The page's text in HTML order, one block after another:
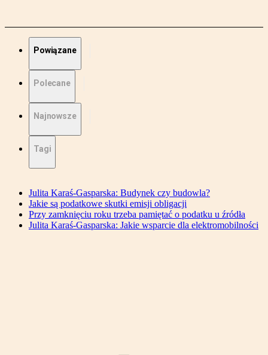
Powiązane
Polecane
Najnowsze
Tagi
Julita Karaś-Gasparska: Budynek czy budowla?
Jakie są podatkowe skutki emisji obligacji
Przy zamknięciu roku trzeba pamiętać o podatku u źródła
Julita Karaś-Gasparska: Jakie wsparcie dla elektromobilności